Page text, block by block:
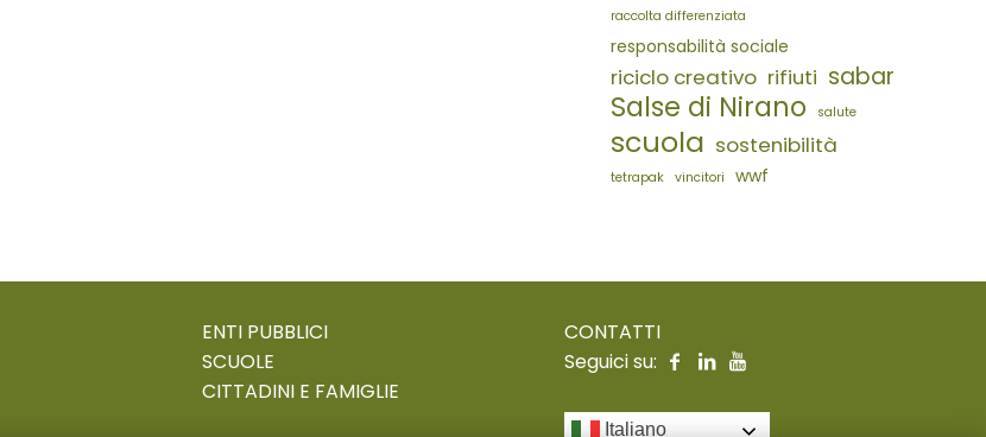
raccolta differenziata
responsabilità sociale
riciclo creativo rifiuti sabar
Salse di Nirano salute
scuola sostenibilità
tetrapak vincitori wwf
ENTI PUBBLICI
SCUOLE
CITTADINI E FAMIGLIE
CONTATTI
Seguici su:
Italiano